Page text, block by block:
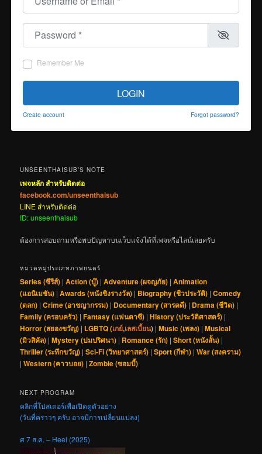
Password
Remember Me
LOGIN
Create account Forgot password?
UNSEENTHAISUB’S NOTE
เพจหลัก สำหรับติดต่อ
facebook.com/unseenthaisub
LINE สำหรับติดต่อ
ID: unseenthaisub
ต้องการสอบถามหรือพบปัญหาบนเว็บแจ้งได้ที่เพจหรือไลน์เลยครับ
หมวดหมู่ประเภทภาพยนตร์
Series (ซีรีส์) |Action (บู๊) |Adventure (ผจญภัย) |Animation
(แอนิเมชัน) |Awards (หนังชิงรางวัล) | Biography (ชีวประวัติ) |Comedy
(ตลก) |Crime (อาชญากรรม) | Documentary (สารคดี) | Drama (ชีวิต) |
Family (ครอบครัว) |Fantasy (แฟนตาซี) |History (ประวัติศาสตร์) |
Horror (สยองขวัญ) | LGBTQ (เกย์,เลสเบี้ยน) |Music (เพลง) |Musical
(มิวสิคัล) |Mystery (ปมปริศนา) | Romance (รัก) |Short (หนังสั้น) |
Thriller (ระทึกขวัญ) |Sci-Fi (วิทยาศาสตร์) |Sport (กีฬา) |War (สงคราม)
|Western (คาวบอย) |Zombie (ซอมบี้)
NEXT PROGRAM
คลิกที่โปสเตอร์เพื่อเปิดดูตัวอย่าง
(วันที่คร่าวๆ ครับ อาจมีการเปลี่ยนแปลง)
ศ 7 ส.ค. – Heel (2025)